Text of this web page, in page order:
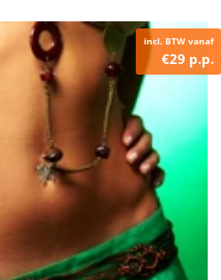
incl. BTW vanaf
€29 p.p.